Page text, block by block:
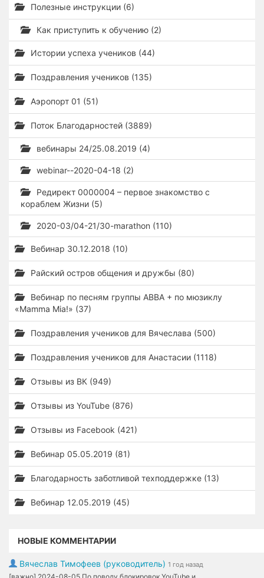
Полезные инструкции (6)
Как приступить к обучению (2)
Истории успеха учеников (44)
Поздравления учеников (135)
Аэропорт 01 (51)
Поток Благодарностей (3889)
вебинары 24/25.08.2019 (4)
webinar--2020-04-18 (2)
Редирект 0000004 – первое знакомство с
кораблем Жизни (5)
2020-03/04-21/30-marathon (110)
Вебинар 30.12.2018 (10)
Райский остров общения и дружбы (80)
Вебинар по песням группы ABBA + по мюзиклу
«Mamma Mia!» (37)
Поздравления учеников для Вячеслава (500)
Поздравления учеников для Анастасии (1118)
Отзывы из ВК (949)
Отзывы из YouTube (876)
Отзывы из Facebook (421)
Вебинар 05.05.2019 (81)
Благодарность заботливой техподдержке (13)
Вебинар 12.05.2019 (45)
НОВЫЕ КОММЕНТАРИИ
Вячеслав Тимофеев (руководитель) 1 год назад